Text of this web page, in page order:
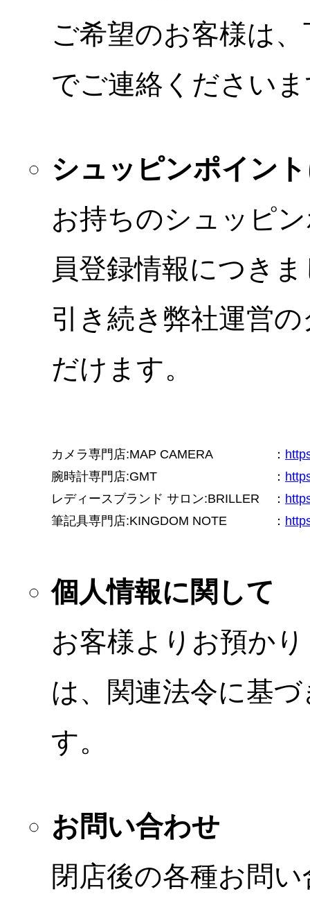
ご希望のお客様は
でご連絡ください
シュッピンポイン
お持ちのシュッピ
員登録情報につき
引き続き弊社運営
だけます。
カメラ専門店:MAP CAMERA ：
腕時計専門店:GMT
：
レディースブランド サロン:BRILLER
：
筆記具専門店:KINGDOM NOTE
：
個人情報に関して
お客様よりお預か
は、関連法令に基
す。
お問い合わせ
閉店後の各種お問